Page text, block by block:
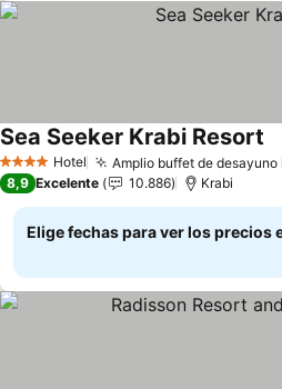
4 EstrellasHotel Amplio buffet de desayuno
Sea Seeker Krabi Resort
8,9 Excelente 10.886 Krabi
Elige fechas para ver los precios